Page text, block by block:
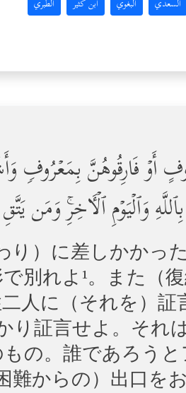
السعدي البغوي ابن كثير الطبري
أَوۡ فَارِقُوهُنَّ بِمَعۡرُوفࣲ
وَٱلۡیَوۡمِ ٱلۡـَٔاخِرِۚ وَمَن
）に差しかかっ
別れよ¹。また（
人に（それを）証
証言せよ。それ
の。誰であろうと
からの）出口を